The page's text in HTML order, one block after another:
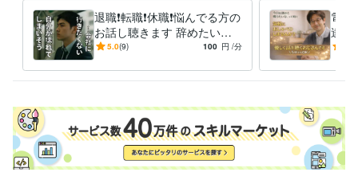
その他ツール
お客様のクレーム対応、報告:20年
社内問題の改善、ファシリテーション:20年
製造現場の事故調査・報告作成・お客様への説明:20年
得意分野
悩み相談・カウンセリング
パワハラ当たり前の会社で鍛えられた共
感力
退職❗️転職❗️休職❗️悩んでる方の
お話し聴きます 辞めたいの
に辞められない、退職代行の
5.0(9) 100 円 /分
電話
達と
のお